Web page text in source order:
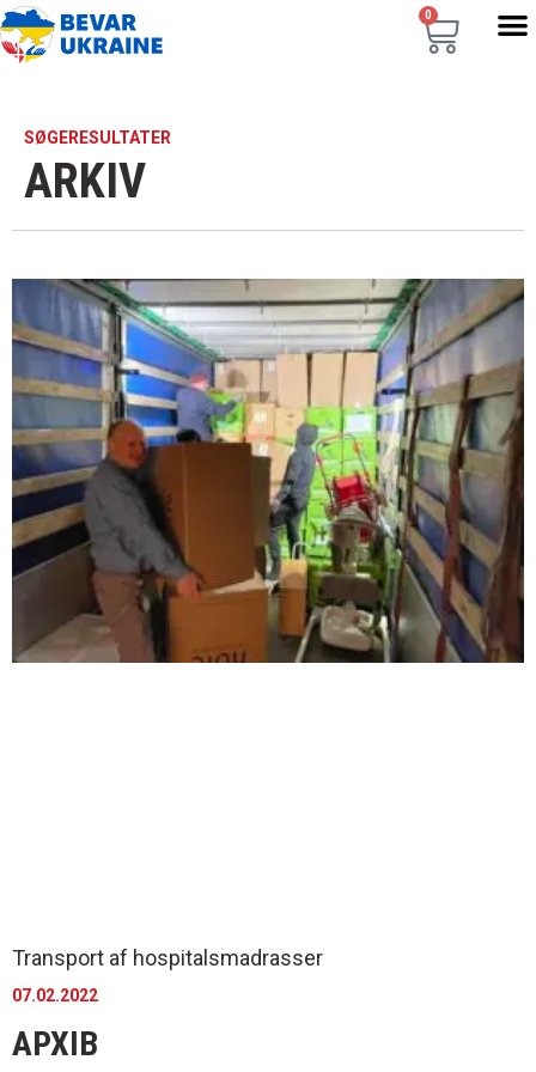
0
SØGERESULTATER
ARKIV
Transport af hospitalsmadrasser
07.02.2022
АРХІВ